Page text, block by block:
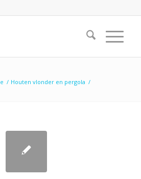
/ Houten vlonder en pergola /